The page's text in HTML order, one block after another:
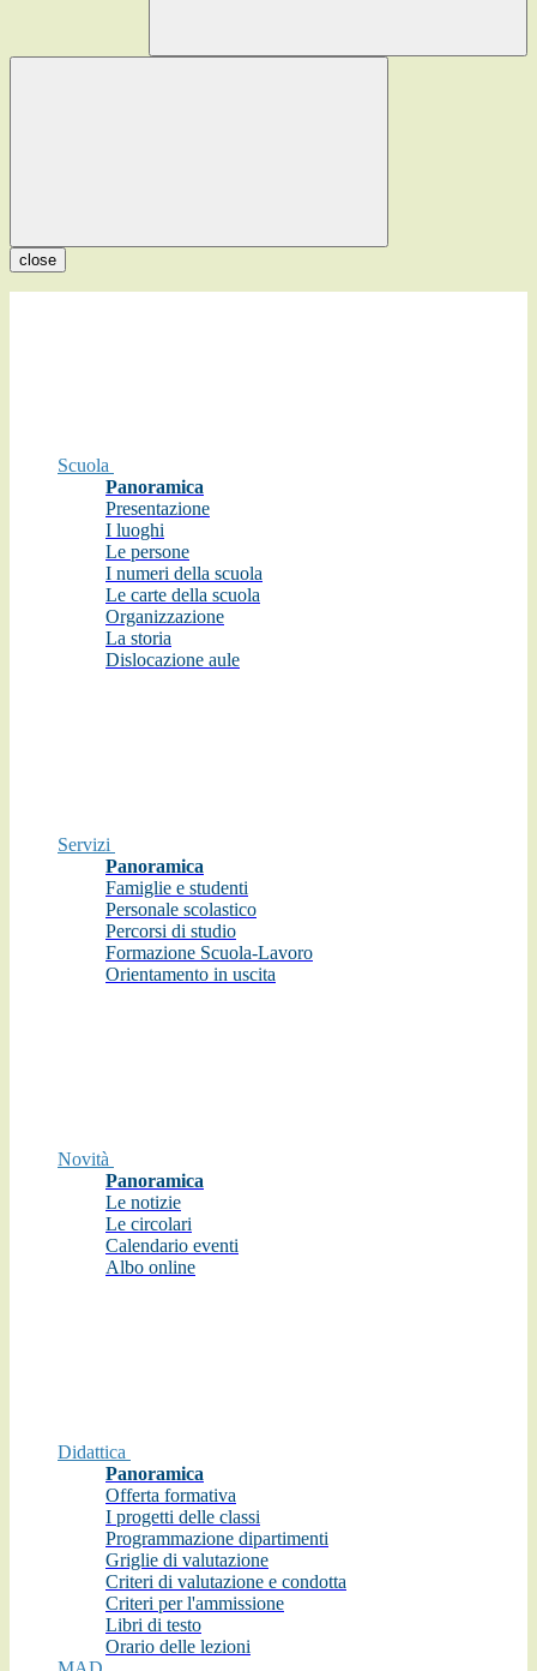
close
Scuola
Panoramica
Presentazione
I luoghi
Le persone
I numeri della scuola
Le carte della scuola
Organizzazione
La storia
Dislocazione aule
Servizi
Panoramica
Famiglie e studenti
Personale scolastico
Percorsi di studio
Formazione Scuola-Lavoro
Orientamento in uscita
Novità
Panoramica
Le notizie
Le circolari
Calendario eventi
Albo online
Didattica
Panoramica
Offerta formativa
I progetti delle classi
Programmazione dipartimenti
Griglie di valutazione
Criteri di valutazione e condotta
Criteri per l'ammissione
Libri di testo
Orario delle lezioni